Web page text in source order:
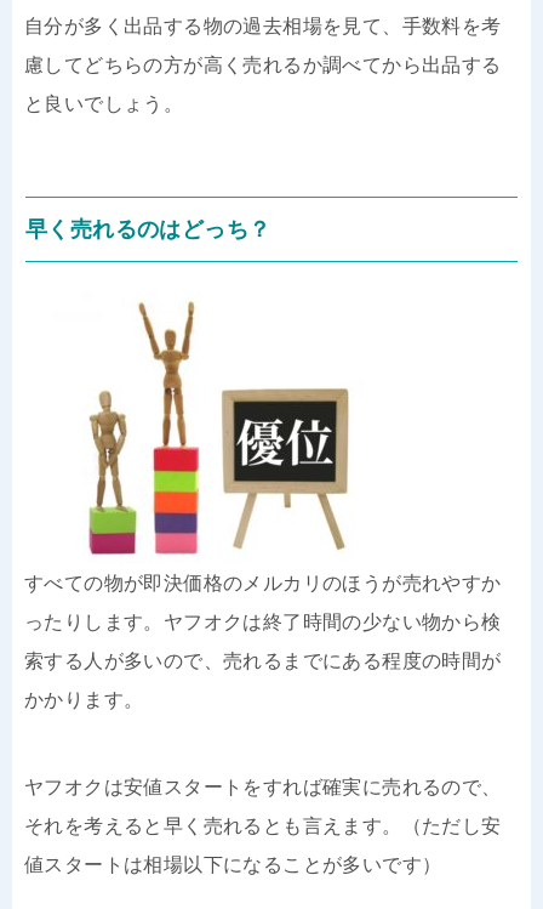
自分が多く出品する物の過去相場を見て、手数料を考
慮してどちらの方が高く売れるか調べてから出品する
と良いでしょう。
早く売れるのはどっち？
すべての物が即決価格のメルカリのほうが売れやすか
ったりします。ヤフオクは終了時間の少ない物から検
索する人が多いので、売れるまでにある程度の時間が
かかります。
ヤフオクは安値スタートをすれば確実に売れるので、
それを考えると早く売れるとも言えます。（ただし安
値スタートは相場以下になることが多いです）